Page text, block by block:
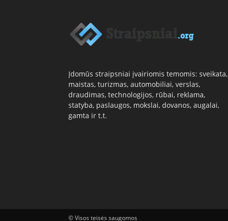
Įdomūs straipsniai įvairiomis temomis: sveikata,
maistas, turizmas, automobiliai, verslas,
draudimas, technologijos, rūbai, reklama,
statyba, paslaugos, mokslai, dovanos, augalai,
gamta ir t.t.
© Visos teisės saugomos